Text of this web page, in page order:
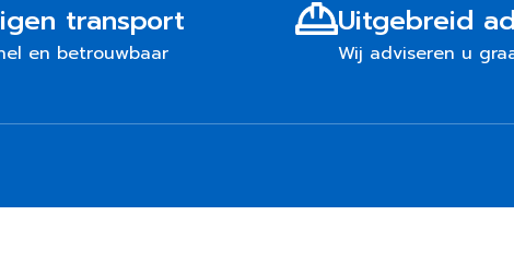
transport
en betrouwbaar
Uitgebreid
Wij adviseren u